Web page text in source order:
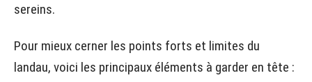
sereins.
Pour mieux cerner les points forts et limites du
landau, voici les principaux éléments à garder en tête :